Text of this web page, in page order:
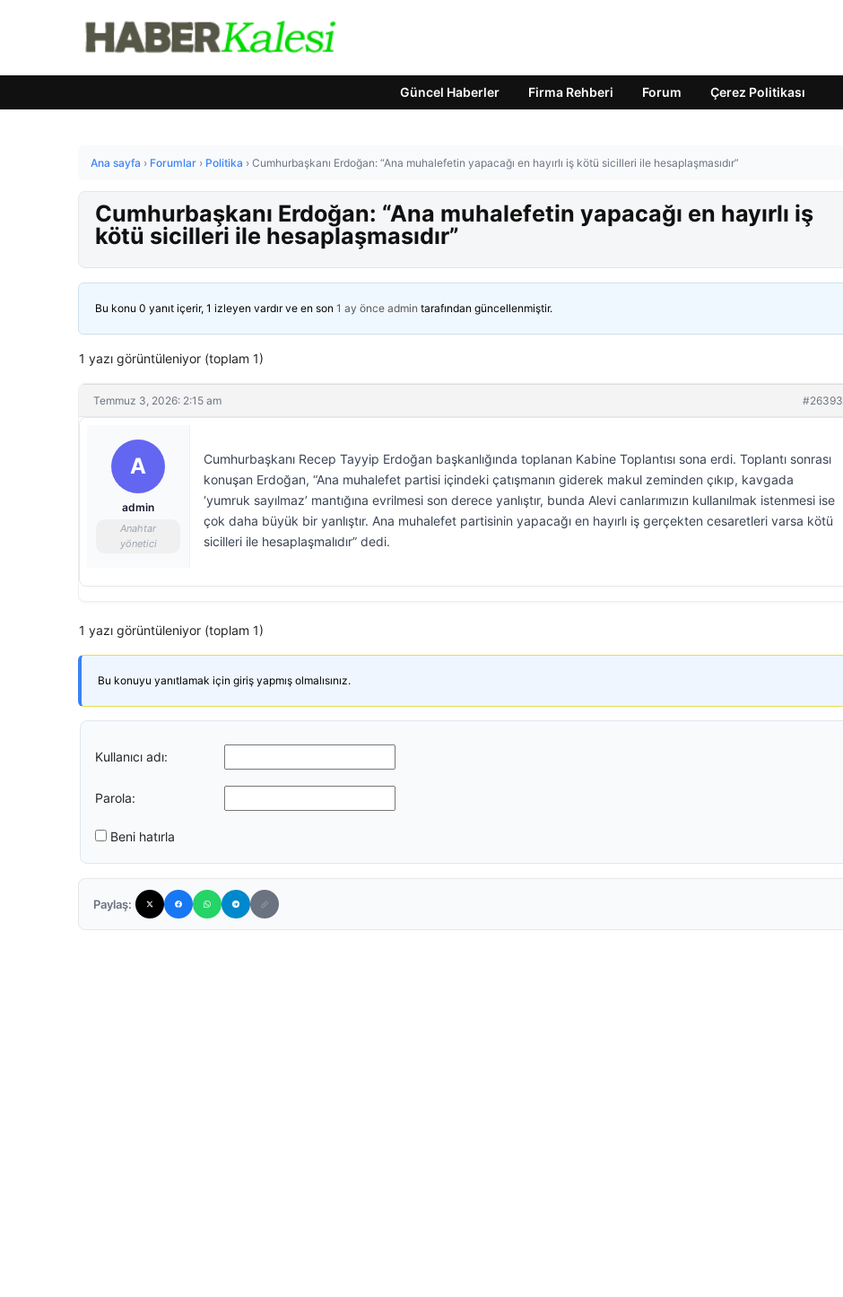
Güncel Haberler Firma Rehberi Forum Çerez Politikası
Ana sayfa › Forumlar › Politika › Cumhurbaşkanı Erdoğan: “Ana muhalefetin yapacağı en hayırlı iş kötü sicilleri ile hesaplaşmasıdır”
Cumhurbaşkanı Erdoğan: “Ana muhalefetin yapacağı en hayırlı iş
kötü sicilleri ile hesaplaşmasıdır”
Bu konu 0 yanıt içerir, 1 izleyen vardır ve en son 1 ay önce admin tarafından güncellenmiştir.
1 yazı görüntüleniyor (toplam 1)
Temmuz 3, 2026: 2:15 am #26393
A
admin
Anahtar
yönetici
Cumhurbaşkanı Recep Tayyip Erdoğan başkanlığında toplanan Kabine Toplantısı sona erdi. Toplantı sonrası
konuşan Erdoğan, “Ana muhalefet partisi içindeki çatışmanın giderek makul zeminden çıkıp, kavgada
‘yumruk sayılmaz’ mantığına evrilmesi son derece yanlıştır, bunda Alevi canlarımızın kullanılmak istenmesi ise
çok daha büyük bir yanlıştır. Ana muhalefet partisinin yapacağı en hayırlı iş gerçekten cesaretleri varsa kötü
sicilleri ile hesaplaşmalıdır” dedi.
1 yazı görüntüleniyor (toplam 1)
Bu konuyu yanıtlamak için giriş yapmış olmalısınız.
Kullanıcı adı:
Parola:
Beni hatırla
Paylaş: